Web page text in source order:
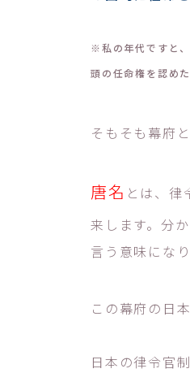
※私の年代ですと
頭の任命権を認め
そもそも幕府
唐名 とは、律
来します。分
言う意味になり
この幕府の日
日本の律令官